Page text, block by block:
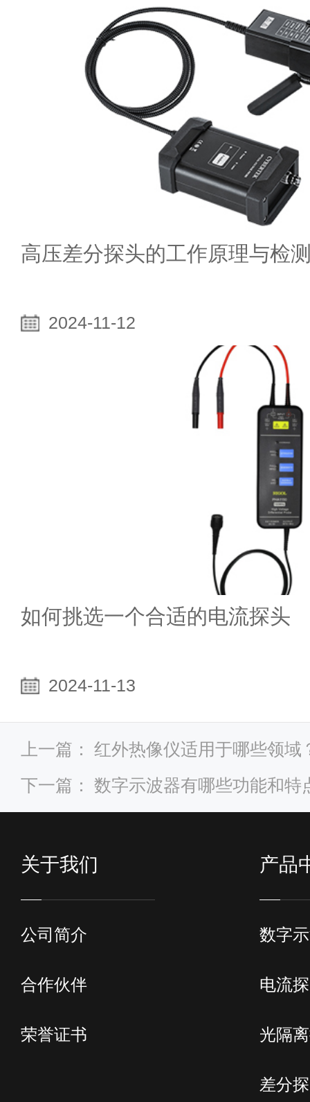
高压差分探头的工作原理与检
2024-11-12
如何挑选一个合适的电流探头
2024-11-13
上一篇： 红外热像仪适用于哪些领域
下一篇：
数字示波器有哪些功能和特
关于我们
公司简介
合作伙伴
荣誉证书
产品
数字
电流
光隔
差分